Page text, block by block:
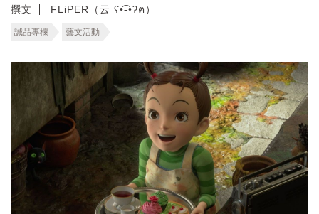
撰文 FLiPER（云 ʕ•͡-•ʔฅ）
誠品專欄 藝文活動